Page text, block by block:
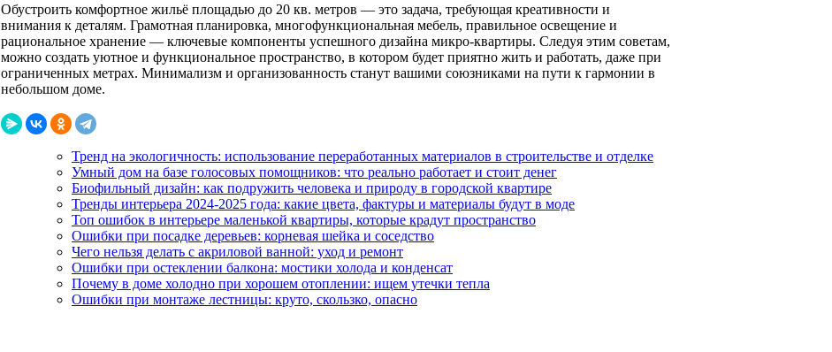
Обустроить комфортное жильё площадью до 20 кв. метров — это задача, требующая креативности и
внимания к деталям. Грамотная планировка, многофункциональная мебель, правильное освещение и
рациональное хранение — ключевые компоненты успешного дизайна микро-квартиры. Следуя этим советам,
можно создать уютное и функциональное пространство, в котором будет приятно жить и работать, даже при
ограниченных метрах. Минимализм и организованность станут вашими союзниками на пути к гармонии в
небольшом доме.
Тренд на экологичность: использование переработанных материалов в строительстве и отделке
Умный дом на базе голосовых помощников: что реально работает и стоит денег
Биофильный дизайн: как подружить человека и природу в городской квартире
Тренды интерьера 2024-2025 года: какие цвета, фактуры и материалы будут в моде
Топ ошибок в интерьере маленькой квартиры, которые крадут пространство
Ошибки при посадке деревьев: корневая шейка и соседство
Чего нельзя делать с акриловой ванной: уход и ремонт
Ошибки при остеклении балкона: мостики холода и конденсат
Почему в доме холодно при хорошем отоплении: ищем утечки тепла
Ошибки при монтаже лестницы: круто, скользко, опасно